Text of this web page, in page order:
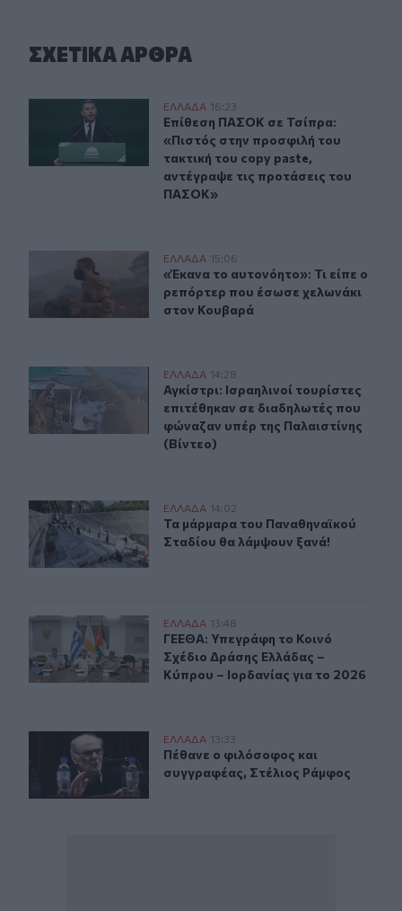
ΣΧΕΤΙΚA AΡΘΡΑ
Επίθεση ΠΑΣΟΚ σε Τσίπρα: «Πιστός στην προσφιλή
ΕΛΛAΔΑ 16:23
Επίθεση ΠΑΣΟΚ σε Τσίπρα:
Επίθεση ΠΑΣΟΚ σε Τσίπρα:
«Πιστός στην προσφιλή του
τακτική του copy paste,
αντέγραψε τις προτάσεις του
ΠΑΣΟΚ»
«Έκανα το αυτονόητο»: Τι είπε ο ρεπόρτερ που έσωσε
ΕΛΛAΔΑ 15:06
«Έκανα το αυτονόητο»: Τι είπε ο
«Έκανα το αυτονόητο»: Τι είπε ο
ρεπόρτερ που έσωσε χελωνάκι
στον Κουβαρά
Αγκίστρι: Ισραηλινοί τουρίστες επιτέθηκαν σε
ΕΛΛAΔΑ 14:28
Αγκίστρι: Ισραηλινοί τουρίστες
Αγκίστρι: Ισραηλινοί τουρίστες
επιτέθηκαν σε διαδηλωτές που
φώναζαν υπέρ της Παλαιστίνης
(Βίντεο)
Τα μάρμαρα του Παναθηναϊκού Σταδίου θα λάμψουν
ΕΛΛAΔΑ 14:02
Τα μάρμαρα του Παναθηναϊκού
Τα μάρμαρα του Παναθηναϊκού
Σταδίου θα λάμψουν ξανά!
ΓΕΕΘΑ: Υπεγράφη το Κοινό Σχέδιο Δράσης Ελλάδας –
ΕΛΛAΔΑ 13:48
ΓΕΕΘΑ: Υπεγράφη το Κοινό Σχέδιο
ΓΕΕΘΑ: Υπεγράφη το Κοινό
Σχέδιο Δράσης Ελλάδας –
Κύπρου – Ιορδανίας για το 2026
Πέθανε ο φιλόσοφος και συγγραφέας, Στέλιος Ράμφος
ΕΛΛAΔΑ 13:33
Πέθανε ο φιλόσοφος και
Πέθανε ο φιλόσοφος και
συγγραφέας, Στέλιος Ράμφος